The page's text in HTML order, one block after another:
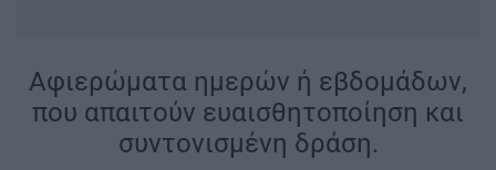
Αφιερώματα ημερών ή εβδομάδων,
που απαιτούν ευαισθητοποίηση και
συντονισμένη δράση.